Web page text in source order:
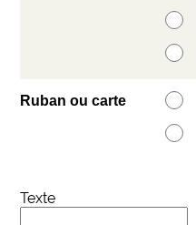
Ruban ou carte
Texte